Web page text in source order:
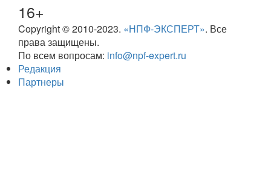
16+
Copyright © 2010-2023. «НПФ-ЭКСПЕРТ». Все
права защищены.
По всем вопросам: info@npf-expert.ru
Редакция
Партнеры